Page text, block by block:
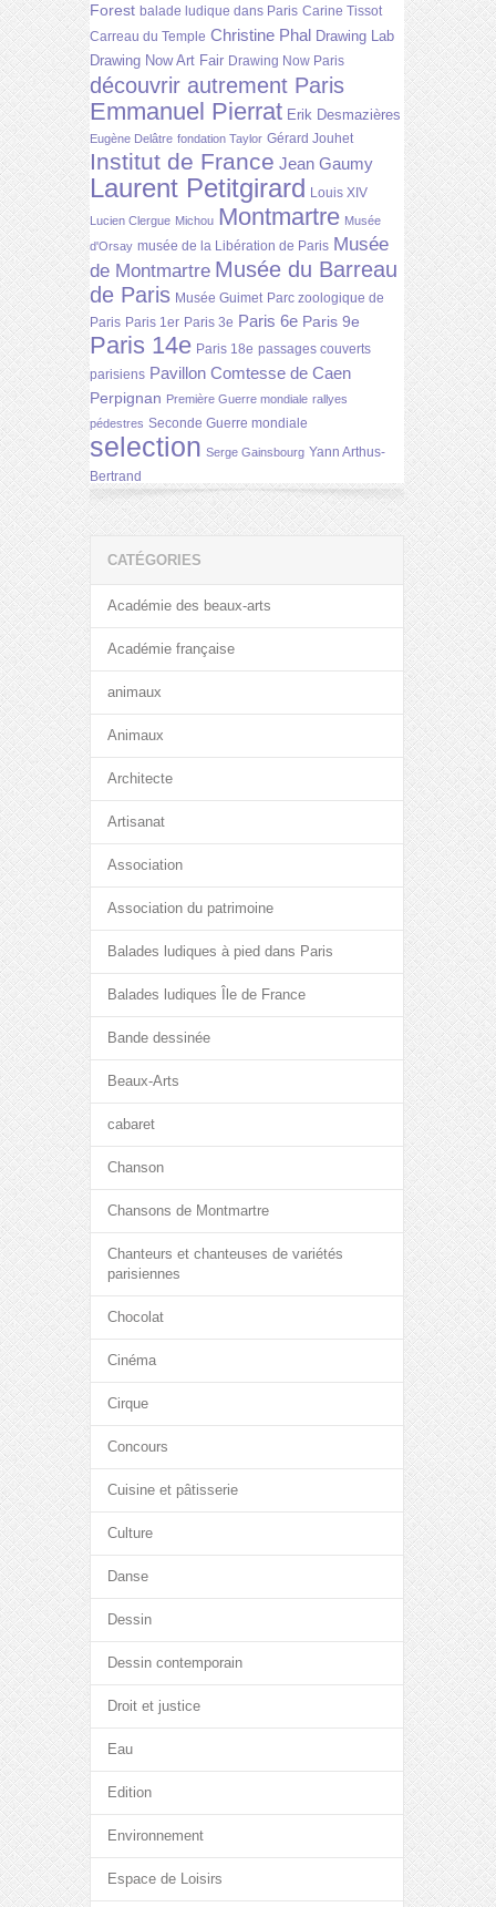
Forest balade ludique dans Paris Carine Tissot
Carreau du Temple Christine Phal Drawing Lab
Drawing Now Art Fair Drawing Now Paris
découvrir autrement Paris
Emmanuel Pierrat Erik Desmazières
Eugène Delâtre fondation Taylor Gérard Jouhet
Institut de France Jean Gaumy
Laurent Petitgirard Louis XIV
Lucien Clergue Michou Montmartre Musée
d'Orsay musée de la Libération de Paris Musée
de Montmartre Musée du Barreau
de Paris Musée Guimet Parc zoologique de
Paris Paris 1er Paris 3e Paris 6e Paris 9e
Paris 14e Paris 18e passages couverts
parisiens Pavillon Comtesse de Caen
Perpignan Première Guerre mondiale rallyes
pédestres Seconde Guerre mondiale
selection Serge Gainsbourg Yann Arthus-
Bertrand
CATÉGORIES
Académie des beaux-arts
Académie française
animaux
Animaux
Architecte
Artisanat
Association
Association du patrimoine
Balades ludiques à pied dans Paris
Balades ludiques Île de France
Bande dessinée
Beaux-Arts
cabaret
Chanson
Chansons de Montmartre
Chanteurs et chanteuses de variétés
parisiennes
Chocolat
Cinéma
Cirque
Concours
Cuisine et pâtisserie
Culture
Danse
Dessin
Dessin contemporain
Droit et justice
Eau
Edition
Environnement
Espace de Loisirs